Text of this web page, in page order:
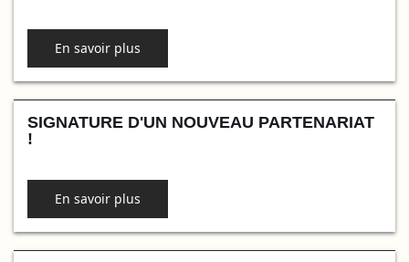
En savoir plus
SIGNATURE D'UN NOUVEAU PARTENARIAT
!
En savoir plus